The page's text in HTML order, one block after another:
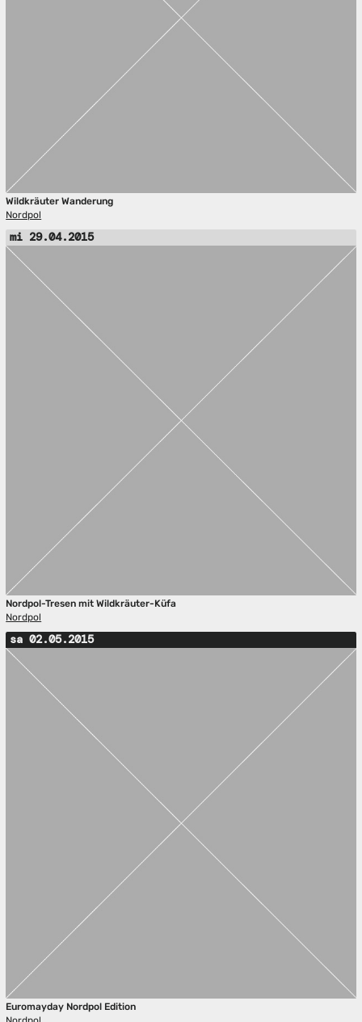
Wildkräuter Wanderung
Nordpol
mi 29.04.2015
Nordpol-Tresen mit Wildkräuter-Küfa
Nordpol
sa 02.05.2015
Euromayday Nordpol Edition